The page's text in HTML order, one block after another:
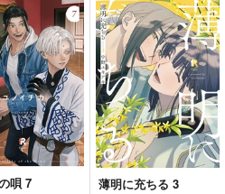
瑶 逮捕寸前!
税込）
サンプル
カート
犬と欠け月 2
東京漫画社
744円（税込）
サンプル
カート
唄 7
薄明に充ちる 3